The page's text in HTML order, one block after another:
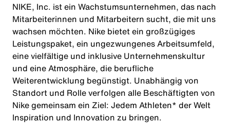
NIKE, Inc. ist ein Wachstumsunternehmen, das nach
Mitarbeiterinnen und Mitarbeitern sucht, die mit uns
wachsen möchten. Nike bietet ein großzügiges
Leistungspaket, ein ungezwungenes Arbeitsumfeld,
eine vielfältige und inklusive Unternehmenskultur
und eine Atmosphäre, die berufliche
Weiterentwicklung begünstigt. Unabhängig von
Standort und Rolle verfolgen alle Beschäftigten von
Nike gemeinsam ein Ziel: Jedem Athleten* der Welt
Inspiration und Innovation zu bringen.